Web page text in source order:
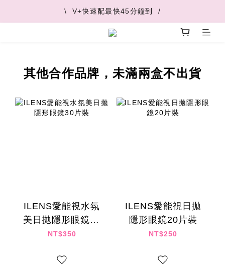
\  V+快速配最快45分鐘到  /
\  V+快速配最快45分鐘到  /
\  推薦好友 領取購物金  /
其他合作品牌，未滿兩盒不出貨
ILENS愛能視水氛
美日拋隱形眼鏡30
片裝
NT$350
ILENS愛能視日拋
隱形眼鏡20片裝
NT$250